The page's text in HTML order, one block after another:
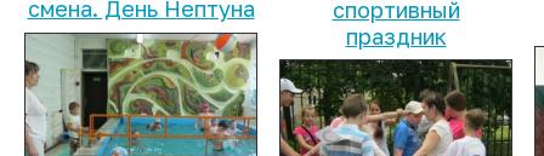
смена. День Нептуна
спортивный
праздник